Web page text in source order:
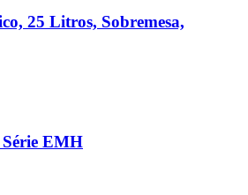
25 Litros, Sobremesa,
Série EMH